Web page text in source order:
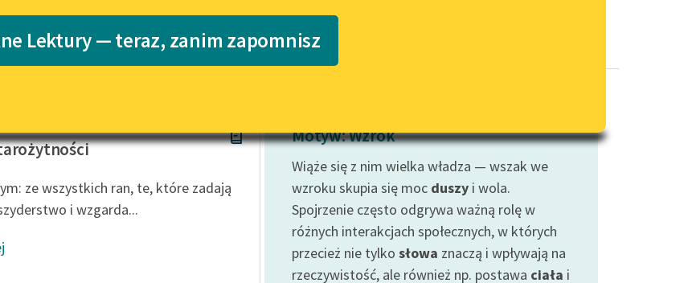
Lektury szkolne i klasyka
literatury do słuchania dla
E-kolekcja lektur szkolnych i
literatury do słuchania dla
niepełnosprawnościami
Feministyczne inspiracje.
Popularyzacja skandynawskiej
Katalog
Katalog w formacie PDF
wrażliwych
Deklaracja dostępności
Lektury — teraz, zanim zapomnisz
ze wszystkich ran, te, które zadają
i wzgarda...
Motyw: Wzrok
Wiąże się z nim wielka władza — wszak we
wzroku skupia się moc duszy i wola.
Spojrzenie często odgrywa ważną rolę w
różnych interakcjach społecznych, w których
przecież nie tylko słowa znaczą i wpływają na
rzeczywistość, ale również np. postawa ciała i